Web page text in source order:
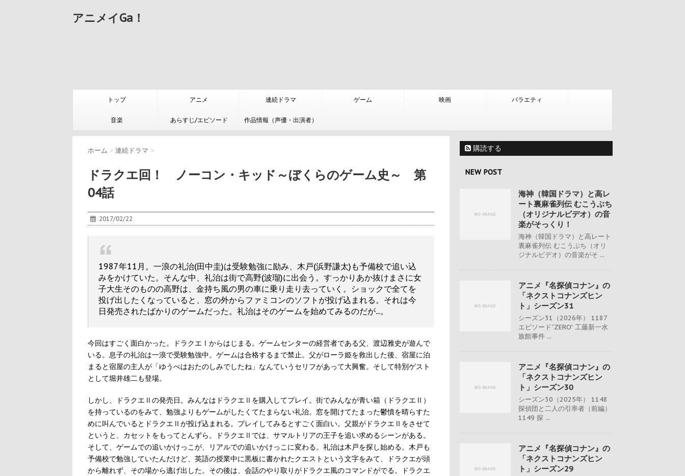
アニメイGa！
トップ アニメ 連続ドラマ ゲーム 映画 バラエティ
音楽 あらすじ/エピソード 作品情報（声優・出演者）
ホーム > 連続ドラマ >
ドラクエ回！ ノーコン・キッド～ぼくらのゲーム史～ 第
04話
2017/02/22
1987年11月。一浪の礼治(田中圭)は受験勉強に励み、木戸(浜野謙太)も予備校で追い込
みをかけていた。そんな中、礼治は街で高野(波瑠)に出会う。すっかりあか抜けまさに女
子大生そのものの高野は、金持ち風の男の車に乗り走り去っていく。ショックで全てを
投げ出したくなっていると、窓の外からファミコンのソフトが投げ込まれる。それは今
日発売されたばかりのゲームだった。礼治はそのゲームを始めてみるのだが...。
今回はすごく面白かった。ドラクエⅠからはじまる。ゲームセンターの経営者である父、渡辺雅史が遊んで
いる。息子の礼治は一浪で受験勉強中。ゲームは合格するまで禁止。父がローラ姫を救出した後、宿屋に泊
まると宿屋の主人が「ゆうべはおたのしみでしたね」なんていうセリフがあって大興奮。そして特別ゲスト
として堀井雄二も登場。
しかし、ドラクエⅡの発売日。みんなはドラクエⅡを購入してプレイ。街でみんなが青い箱（ドラクエⅡ）
を持っているのをみて、勉強よりもゲームがしたくてたまらない礼治。窓を開けてたまった鬱憤を晴らすた
めに叫んでいるとドラクエⅡが投げ込まれる。プレイしてみるとすごく面白い。父親がドラクエⅡをさせて
というと、カセットをもってとんずら。ドラクエⅡでは、サマルトリアの王子を追い求めるシーンがある。
そして、ゲームでの追いかけっこが、リアルでの追いかけっこに変わる。礼治は木戸を探し始める。木戸も
予備校で勉強していたんだけど、英語の授業中に黒板に書かれたクエストという文字をみて、ドラクエが頭
から離れず、その場から逃げ出した。その後は、会話のやり取りがドラクエ風のコマンドがでる。ドラクエ
購読する
NEW POST
海神（韓国ドラマ）と高レ
ート裏麻雀列伝 むこうぶち
（オリジナルビデオ）の音
楽がそっくり！
海神（韓国ドラマ）と高レート
裏麻雀列伝 むこうぶち（オリ
ジナルビデオ）の音楽がそ ...
アニメ『名探偵コナン』の
「ネクストコナンズヒン
ト」シーズン31
シーズン31（2026年） 1187
エピソード“ZERO” 工藤新一水
族館事件 ...
アニメ『名探偵コナン』の
「ネクストコナンズヒン
ト」シーズン30
シーズン30（2025年） 1148
探偵団と二人の引率者（前編）
1149 探 ...
アニメ『名探偵コナン』の
「ネクストコナンズヒン
ト」シーズン29